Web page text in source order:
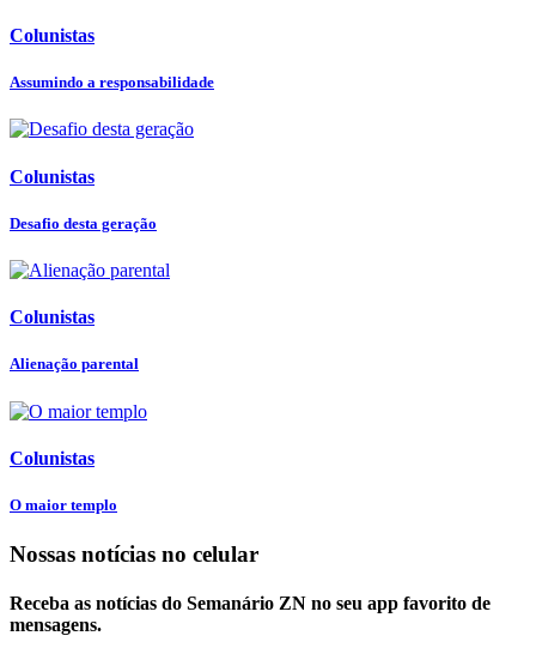
Colunistas
Assumindo a responsabilidade
Colunistas
Desafio desta geração
Colunistas
Alienação parental
Colunistas
O maior templo
Nossas notícias no celular
Receba as notícias do Semanário ZN no seu app favorito de
mensagens.